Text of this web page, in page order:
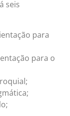
seis
para
para o